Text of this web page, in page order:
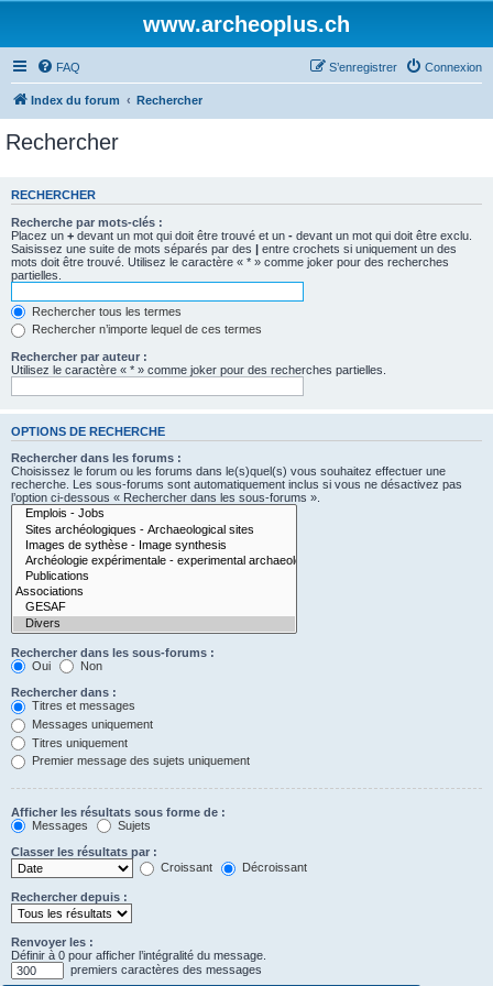
www.archeoplus.ch
FAQ Connexion
S’enregistrer
Index du forum Rechercher
Rechercher
RECHERCHER
Recherche par mots-clés :
Placez un + devant un mot qui doit être trouvé et un - devant un mot qui doit être exclu.
Saisissez une suite de mots séparés par des | entre crochets si uniquement un des
mots doit être trouvé. Utilisez le caractère « * » comme joker pour des recherches
partielles.
Rechercher tous les termes
Rechercher n’importe lequel de ces termes
Rechercher par auteur :
Utilisez le caractère « * » comme joker pour des recherches partielles.
OPTIONS DE RECHERCHE
Rechercher dans les forums :
Choisissez le forum ou les forums dans le(s)quel(s) vous souhaitez effectuer une
recherche. Les sous-forums sont automatiquement inclus si vous ne désactivez pas
l’option ci-dessous « Rechercher dans les sous-forums ».
Rechercher dans les sous-forums :
Oui
Non
Rechercher dans :
Titres et messages
Messages uniquement
Titres uniquement
Premier message des sujets uniquement
Afficher les résultats sous forme de :
Messages
Sujets
Classer les résultats par :
Croissant
Décroissant
Rechercher depuis :
Renvoyer les :
Définir à 0 pour afficher l’intégralité du message.
premiers caractères des messages